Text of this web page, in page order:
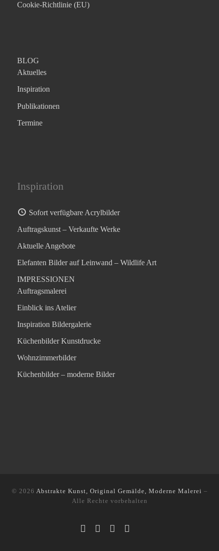
Cookie-Richtlinie (EU)
BLOG
Aktuelles
Inspiration
Publikationen
Termine
Inspiration
Sofort verfügbare Acrylbilder
Auftragskunst – Verkaufte Werke
Aktuelle Angebote
Elefanten Bilder auf Leinwand – Wildlife Art
IMPRESSIONEN
Auftragsmalerei
Einblick ins Atelier
Inspiration Bildergalerie
Küchenbilder Kunstdrucke
Wohnzimmerbilder
Küchenbilder – moderne Bilder
© 2026 Abstrakte Kunst, Original Gemälde, Moderne Malerei –
Alle Rechte vorbehalten